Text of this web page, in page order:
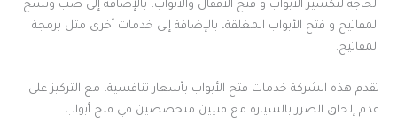
الحاجة لتكسير الأبواب و فتح الأقفال والأبواب، بالإضافة إلى صب ونسخ
المفاتيح و فتح الأبواب المغلقة، بالإضافة إلى خدمات أخرى مثل برمجة
المفاتيح.
تقدم هذه الشركة خدمات فتح الأبواب بأسعار تنافسية، مع التركيز على
عدم إلحاق الضرر بالسيارة مع فنيين متخصصين في فتح أبواب